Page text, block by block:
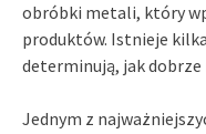
obróbki metali, który
produktów. Istnieje
determinują, jak
Jednym z